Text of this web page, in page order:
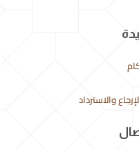
والاسترداد